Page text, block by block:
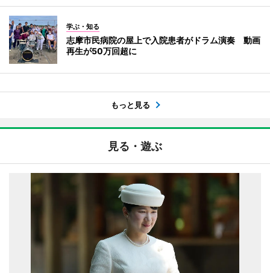
学ぶ・知る
志摩市民病院の屋上で入院患者がドラム演奏 動画
再生が50万回超に
もっと見る
見る・遊ぶ